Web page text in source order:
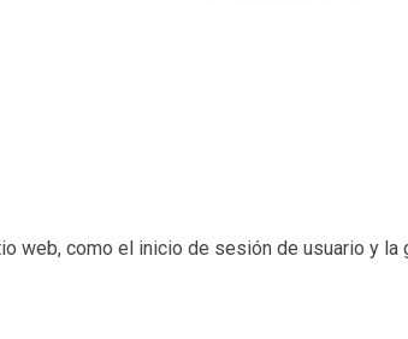
como el inicio de sesión de usuario y